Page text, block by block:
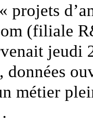
projets
(filiale
jeudi
données
métier